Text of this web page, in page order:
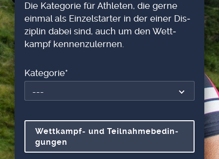
Die Kate­go­rie für Ath­le­ten, die ger­ne
ein­mal als Ein­zel­star­ter in der einer Dis­
zi­plin dabei sind, auch um den Wett­
kampf ken­nen­zu­ler­nen.
Kate­go­rie*
---
Wett­kampf- und Teil­nah­me­be­din­
gun­gen